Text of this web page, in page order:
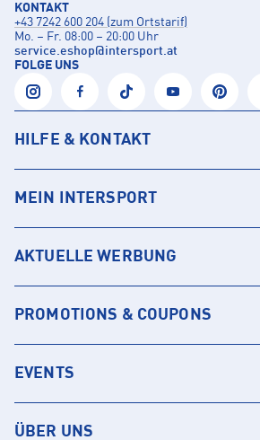
KONTAKT
+43 7242 600 204 (zum Ortstarif)
Mo. – Fr. 08:00 – 20:00 Uhr
service.eshop@intersport.at
FOLGE UNS
HILFE & KONTAKT
MEIN INTERSPORT
AKTUELLE WERBUNG
PROMOTIONS & COUPONS
EVENTS
ÜBER UNS